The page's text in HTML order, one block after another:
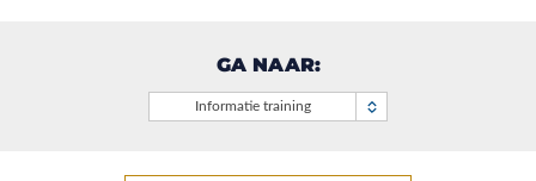
GA NAAR:
Informatie training